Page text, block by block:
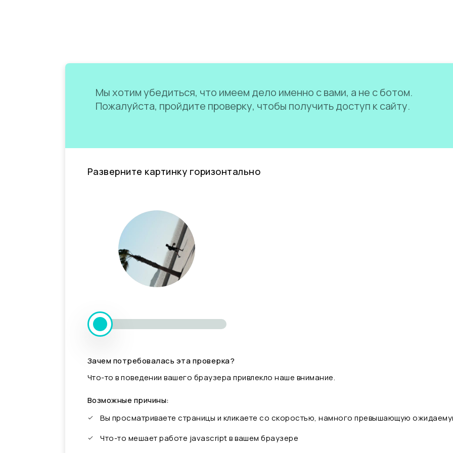
Мы хотим убедиться, что имеем дело именно с вами, а не с ботом.
Пожалуйста, пройдите проверку, чтобы получить доступ к сайту.
Разверните картинку горизонтально
Зачем потребовалась эта проверка?
Что-то в поведении вашего браузера привлекло наше внимание.
Возможные причины:
Вы просматриваете страницы и кликаете со скоростью, намного превышающую
Что-то мешает работе javascript в вашем браузере